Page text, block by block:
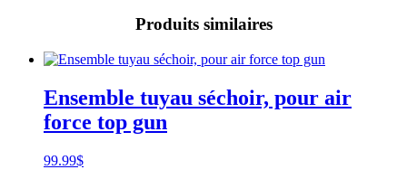
Produits similaires
Ensemble tuyau séchoir, pour air
force top gun
99.99$